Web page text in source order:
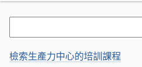
檢索生產力中心的培訓課程